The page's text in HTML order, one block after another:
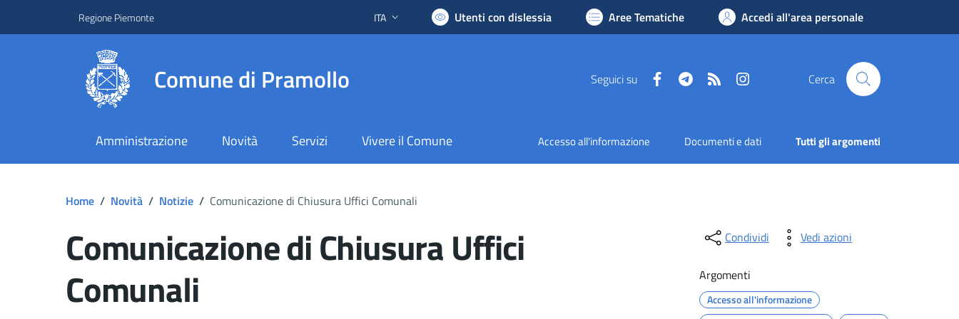
Regione Piemonte Lingua attiva:
ITA Utenti con dislessia Aree Tematiche Accedi all'area personale
Comune di Pramollo Seguici su FacebookTelegramRSS Cerca
Amministrazione Novità Servizi Vivere il Comune Accesso all'informazione Documenti e dati Tutti gli argomenti
Home / Novità / Notizie / Comunicazione di Chiusura Uffici Comunali
Comunicazione di Chiusura Uffici
Comunali
Condividi Vedi azioni
Argomenti
Accesso all'informazione